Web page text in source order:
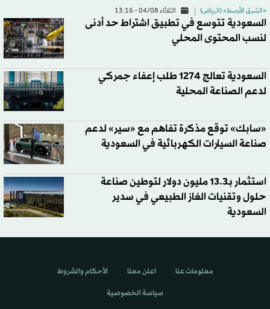
«الشرق الأوسط» (الرياض) الثلاثاء 04/08 - 13:16
السعودية تتوسع في تطبيق اشتراط حد أدنى
لنسب المحتوى المحلي
السعودية تعالج 1274 طلب إعفاء جمركي
لدعم الصناعة المحلية
«سابك» توقع مذكرة تفاهم مع «سير» لدعم
صناعة السيارات الكهربائية في السعودية
استثمار بـ13.3 مليون دولار لتوطين صناعة
حلول وتقنيات الغاز الطبيعي في سدير
السعودية
معلومات عنا اعلن معنا الأحكام والشروط
سياسة الخصوصية